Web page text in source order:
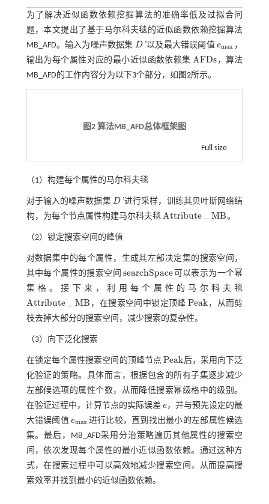
为了解决近似函数依赖挖掘算法的准确率低及过拟合问
题，本文提出了基于马尔科夫毯的近似函数依赖挖掘算法
MB_AFD。输入为噪声数据集 D'
D' 以及最大错误阈值 emax
emax，
输出为每个属性对应的最小近似函数依赖集 AFDs
AFDs
，算法
MB_AFD的工作内容分为以下3个部分，如 图2所示。
图2 算法MB_AFD总体框架图
Full size
（1）构建每个属性的马尔科夫毯
对于输入的噪声数据集 D'
D' 进行采样，训练其贝叶斯网络结
构，为每个节点属性构建马尔科夫毯 Attribute MB
Atribute_MB 。
（2）锁定搜索空间的峰值
对数据集中的每个属性，生成其左部决定集的搜索空间，
其中每个属性的搜索空间 searchSpace
searchSpace
可以表示为一个幂
集格。接下来，利用每个属性的马尔科夫毯
Attribute MB
Atribute_MB ，在搜索空间中锁定顶峰 Peak
Peak ，从而剪
枝去掉大部分的搜索空间，减少搜索的复杂性。
（3）向下泛化搜索
在锁定每个属性搜索空间的顶峰节点 Peak
Peak 后，采用向下泛
化验证的策略。具体而言，根据包含的所有子集逐步减少
左部候选项的属性个数，从而降低搜索幂级格中的级别。
在验证过程中，计算节点的实际误差 e
e，并与预先设定的最
大错误阈值 emax
emax进行比较，直到找出最小的左部属性候选
集。最后，MB_AFD采用分治策略遍历其他属性的搜索空
间，依次发现每个属性的最小近似函数依赖。通过这种方
式，在搜索过程中可以高效地减少搜索空间，从而提高搜
索效率并找到最小的近似函数依赖。